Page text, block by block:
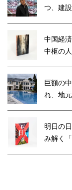
つ、建
中国経
中枢の
巨額の
れ、地
明日の
み解く